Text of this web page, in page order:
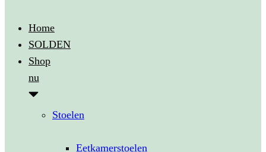
Home
SOLDEN
Shop
nu
Stoelen
Eetkamerstoelen